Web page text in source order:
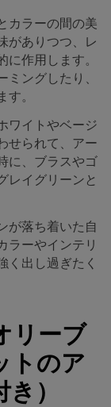
カラーの間の美
がありつつ、レ
作用します。
ングしたり、
。
ワイトやベージ
せられて、アー
に、ブラスやゴ
レイグリーンと
が落ち着いた自
ラーやインテリ
く出し過ぎたく
リーブ
トのア
）